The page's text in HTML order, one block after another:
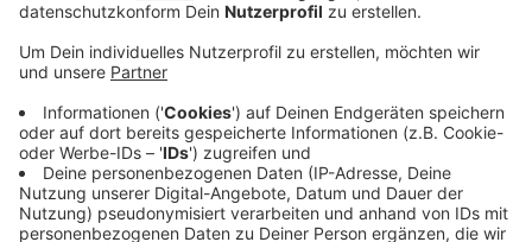
Mit der Lockerung schade man den
Verkehrsunternehmen und den allermeisten
Fahrgästen, die einen Fahrschein kaufen. Bei uns am
Niederrhein schließen sich die SWK dieser Meinung an.
Die NEW sieht Argumente sowohl für als auch gegen